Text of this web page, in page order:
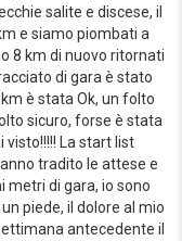
salite e discese, il
e siamo piombati a
8 km di nuovo ritornati
di gara è stato
è stata Ok, un folto
sicuro, forse è stata
visto!!!!! La start list
tradito le attese e
metri di gara, io sono
piede, il dolore al mio
antecedente il